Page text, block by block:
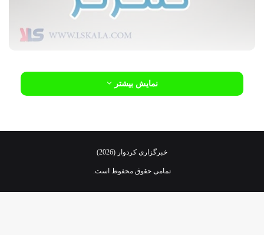
کنترلر در واقع به معنی کنترل هوشمندانه یک پارامتری از یک فرآیند
صنعتی از قبیلPIDاست. این فرایندهای صنعتی مثل:
کنترل دبی آب در یک خط لوله: کنترل دور پمپ از طریق اینورتر
نمایش بیشتر
خبرگزاری کردوار (2026)
تمامی حقوق محفوظ است.